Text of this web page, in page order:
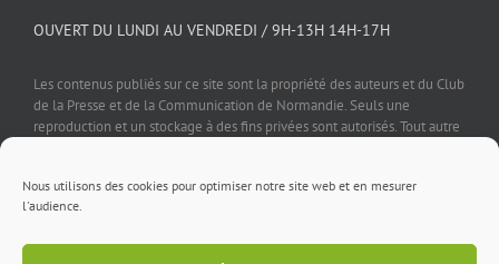
Nous utilisons des cookies pour optimiser notre site web et en mesurer
l'audience.
OUVERT DU LUNDI AU VENDREDI / 9H-13H 14H-17H
Les contenus publiés sur ce site sont la propriété des auteurs et du Club
de la Presse et de la Communication de Normandie. Seuls une
reproduction et un stockage à des fins privées sont autorisés. Tout autre